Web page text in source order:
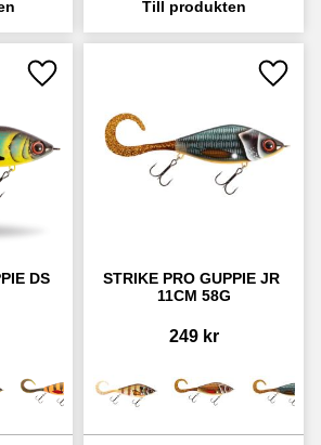
DS
Lägg till i favoriter
STRIKE PRO GUPPIE JR
11CM 58G
249kr
Lägg